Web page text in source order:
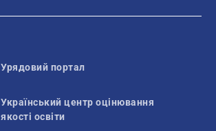
Урядовий портал
Український центр оцінювання
якості освіти